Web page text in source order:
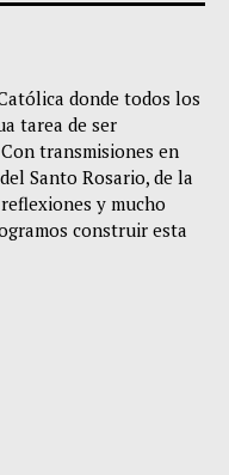
donde todos los
tarea de ser
transmisiones en
Santo Rosario, de la
y mucho
construir esta